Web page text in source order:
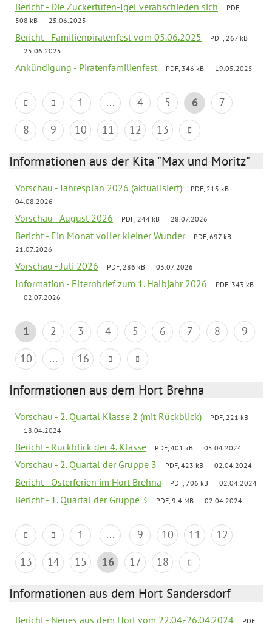
Bericht - Die Zuckertüten-Igel verabschieden sich
PDF,
508 kB
25.06.2025
Bericht - Familienpiratenfest vom 05.06.2025
PDF, 267 kB
25.06.2025
Ankündigung - Piratenfamilienfest PDF, 346 kB 19.05.2025
1 ... 4 5 6
7
8
9 10 11 12 13
Informationen aus der Kita "Max und Moritz"
Vorschau - Jahresplan 2026 (aktualisiert)
PDF, 215 kB
04.08.2026
Vorschau - August 2026 PDF, 244 kB 28.07.2026
Bericht - Ein Monat voller kleiner Wunder
PDF, 697 kB
21.07.2026
Vorschau - Juli 2026 PDF, 286 kB 03.07.2026
Information - Elternbrief zum 1. Halbjahr 2026
PDF, 343 kB
02.07.2026
1 2 3 4 5 6 7 8
9
10
... 16
Informationen aus dem Hort Brehna
Vorschau - 2. Quartal Klasse 2 (mit Rückblick)
PDF, 221 kB
18.04.2024
Bericht - Rückblick der 4. Klasse PDF, 401 kB 05.04.2024
Vorschau - 2. Quartal der Gruppe 3 PDF, 423 kB 02.04.2024
Bericht - Osterferien im Hort Brehna PDF, 706 kB 02.04.2024
Bericht - 1. Quartal der Gruppe 3 PDF, 9.4 MB 02.04.2024
1 ... 9 10 11
12
13
14 15 16 17 18
Informationen aus dem Hort Sandersdorf
Bericht - Neues aus dem Hort vom 22.04.-26.04.2024
PDF,